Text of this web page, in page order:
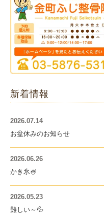
新着情報
2026.07.14
お盆休みのお知らせ
2026.06.26
かき氷🍧
2026.05.23
難しい～💦